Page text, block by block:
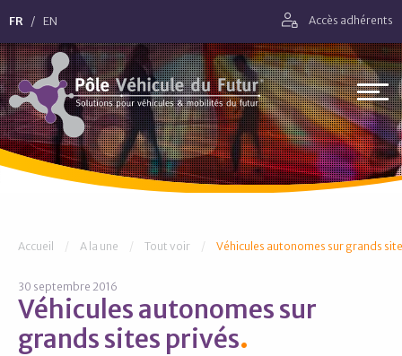
Aller directement au contenu
FR EN Accès adhérents
Pôle Véhicule du Futur
Vous êtes ici :
Accueil A la une Tout voir Véhicules autonomes sur grands
30 septembre 2016
Véhicules autonomes sur
grands sites privés